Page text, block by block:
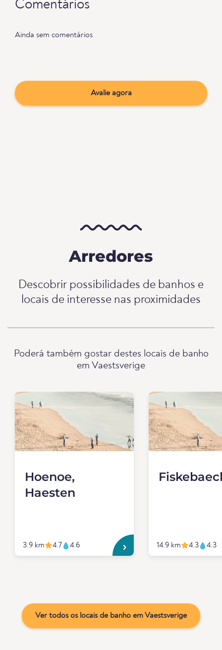
Comentários
Ainda sem comentários
Avalie agora
Arredores
Descobrir possibilidades de banhos e
locais de interesse nas proximidades
Poderá também gostar destes locais de banho
em Vaestsverige
Hoenoe,
Haesten
3.9 km 4.7 4.6 14.9 km 4.3 4.3
Ver todos os locais de banho em Vaestsverige